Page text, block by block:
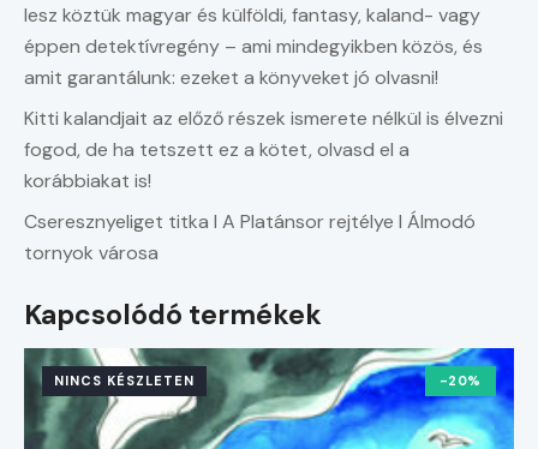
lesz köztük magyar és külföldi, fantasy, kaland- vagy
éppen detektívregény – ami mindegyikben közös, és
amit garantálunk: ezeket a könyveket jó olvasni!
Kitti kalandjait az előző részek ismerete nélkül is élvezni
fogod, de ha tetszett ez a kötet, olvasd el a
korábbiakat is!
Cseresznyeliget titka l A Platánsor rejtélye l Álmodó
tornyok városa
Kapcsolódó termékek
NINCS KÉSZLETEN -20%